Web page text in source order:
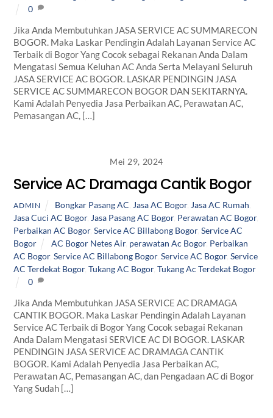
0
Jika Anda Membutuhkan JASA SERVICE AC SUMMARECON
BOGOR. Maka Laskar Pendingin Adalah Layanan Service AC
Terbaik di Bogor Yang Cocok sebagai Rekanan Anda Dalam
Mengatasi Semua Keluhan AC Anda Serta Melayani Seluruh
JASA SERVICE AC BOGOR. LASKAR PENDINGIN JASA
SERVICE AC SUMMARECON BOGOR DAN SEKITARNYA.
Kami Adalah Penyedia Jasa Perbaikan AC, Perawatan AC,
Pemasangan AC, […]
Mei 29, 2024
Service AC Dramaga Cantik Bogor
ADMIN Bongkar Pasang AC Jasa AC Bogor, Jasa AC Rumah
Jasa Cuci AC Bogor, Jasa Pasang AC Bogor, Perawatan AC Bogor,
Perbaikan AC Bogor,Service AC Billabong Bogor,Service AC
Bogor
AC Bogor Netes Air, perawatan Ac Bogor, Perbaikan
AC Bogor,Service AC Billabong Bogor,Service AC Bogor,Service
AC Terdekat Bogor,Tukang AC Bogor,Tukang Ac Terdekat Bogor
0
Jika Anda Membutuhkan JASA SERVICE AC DRAMAGA
CANTIK BOGOR. Maka Laskar Pendingin Adalah Layanan
Service AC Terbaik di Bogor Yang Cocok sebagai Rekanan
Anda Dalam Mengatasi SERVICE AC DI BOGOR. LASKAR
PENDINGIN JASA SERVICE AC DRAMAGA CANTIK
BOGOR. Kami Adalah Penyedia Jasa Perbaikan AC,
Perawatan AC, Pemasangan AC, dan Pengadaan AC di Bogor
Yang Sudah […]